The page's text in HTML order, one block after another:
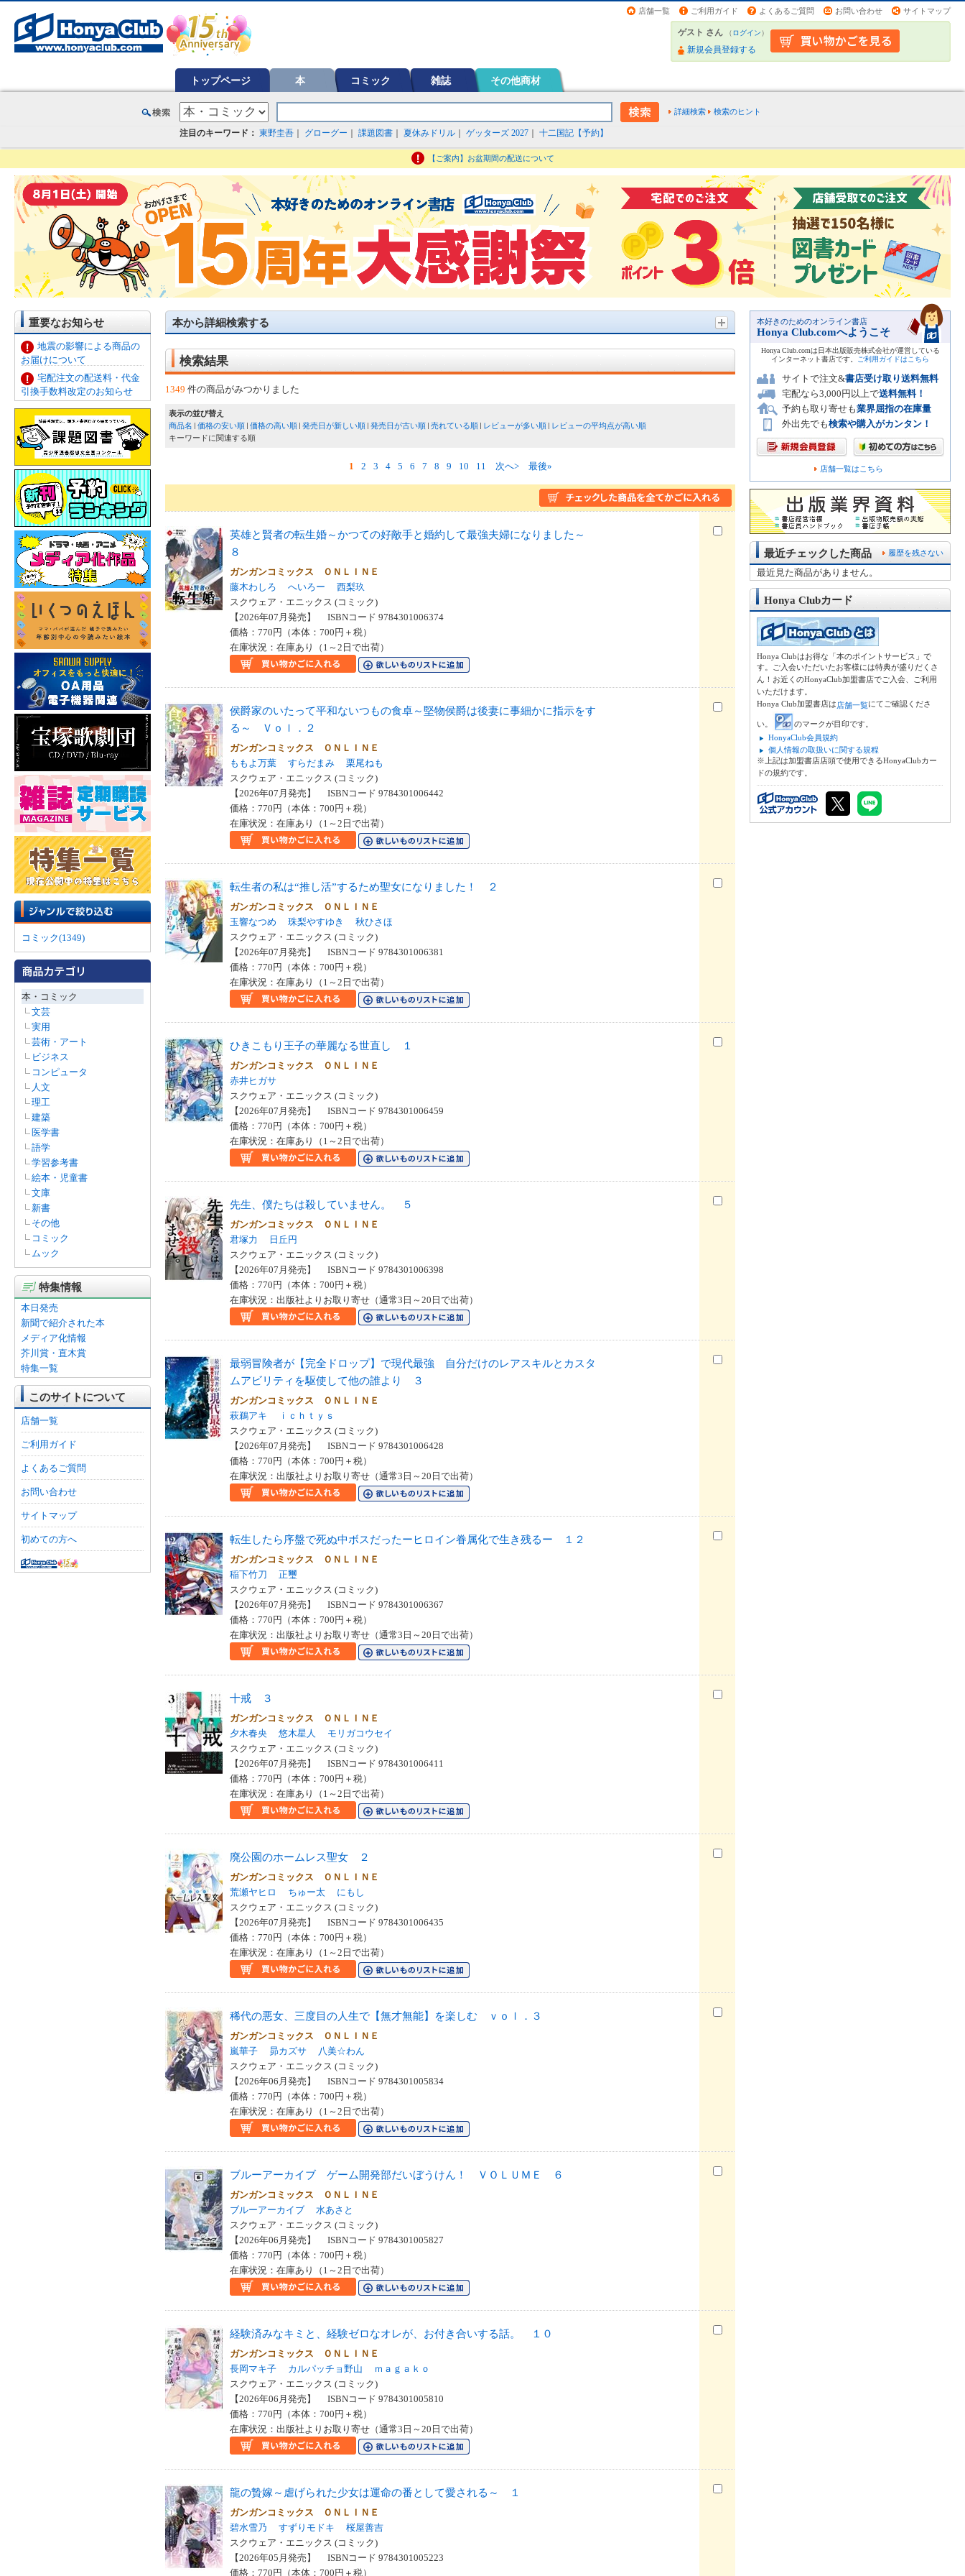
店舗一覧 ご利用ガイド よくあるご質問 お問い合わせ サイトマップ
ゲスト さん （ログイン）
新規会員登録する
トップページ 本 コミック 雑誌 その他商材
詳細検索 検索のヒント
注目のキーワード： 東野圭吾 グローグー 課題図書 夏休みドリル ゲッターズ 2027 十二国記【予約】
【ご案内】お盆期間の配送について
重要なお知らせ
地震の影響による商品の
お届けについて
宅配注文の配送料・代金
引換手数料改定のお知らせ
コミック(1349)
本・コミック
文芸
実用
芸術・アート
ビジネス
コンピュータ
人文
理工
建築
医学書
語学
学習参考書
絵本・児童書
文庫
新書
その他
コミック
ムック
特集情報
本日発売
新聞で紹介された本
メディア化情報
芥川賞・直木賞
特集一覧
このサイトについて
店舗一覧
ご利用ガイド
よくあるご質問
お問い合わせ
サイトマップ
初めての方へ
本から詳細検索する
検索結果
1349 件の商品がみつかりました
表示の並び替え
商品名
価格の安い順 価格の高い順 発売日が新しい順 発売日が古い順 売れている順 レビューが多い順
レビューの平均点が高い順
キーワードに関連する順
1 2 3 4 5 6 7 8 9 10 11 次へ> 最後»
英雄と賢者の転生婚～かつての好敵手と婚約して最強夫婦になりました～
８
ガンガンコミックス ＯＮＬＩＮＥ
藤木わしろ
へいろー
西梨玖
スクウェア・エニックス (コミック)
【2026年07月発売】 ISBNコード 9784301006374
価格：770円（本体：700円＋税）
在庫状況：在庫あり（1～2日で出荷）
侯爵家のいたって平和ないつもの食卓～堅物侯爵は後妻に事細かに指示をす
る～ Ｖｏｌ．２
ガンガンコミックス ＯＮＬＩＮＥ
ももよ万葉
すらだまみ
栗尾ねも
スクウェア・エニックス (コミック)
【2026年07月発売】 ISBNコード 9784301006442
価格：770円（本体：700円＋税）
在庫状況：在庫あり（1～2日で出荷）
転生者の私は“推し活”するため聖女になりました！ ２
ガンガンコミックス ＯＮＬＩＮＥ
玉響なつめ
珠梨やすゆき
秋ひさほ
スクウェア・エニックス (コミック)
【2026年07月発売】 ISBNコード 9784301006381
価格：770円（本体：700円＋税）
在庫状況：在庫あり（1～2日で出荷）
ひきこもり王子の華麗なる世直し １
ガンガンコミックス ＯＮＬＩＮＥ
赤井ヒガサ
スクウェア・エニックス (コミック)
【2026年07月発売】 ISBNコード 9784301006459
価格：770円（本体：700円＋税）
在庫状況：在庫あり（1～2日で出荷）
先生、僕たちは殺していません。 ５
ガンガンコミックス ＯＮＬＩＮＥ
君塚力
日丘円
スクウェア・エニックス (コミック)
【2026年07月発売】 ISBNコード 9784301006398
価格：770円（本体：700円＋税）
在庫状況：出版社よりお取り寄せ（通常3日～20日で出荷）
最弱冒険者が【完全ドロップ】で現代最強 自分だけのレアスキルとカスタ
ムアビリティを駆使して他の誰より ３
ガンガンコミックス ＯＮＬＩＮＥ
萩鵜アキ
ｉｃｈｔｙｓ
スクウェア・エニックス (コミック)
【2026年07月発売】 ISBNコード 9784301006428
価格：770円（本体：700円＋税）
在庫状況：出版社よりお取り寄せ（通常3日～20日で出荷）
転生したら序盤で死ぬ中ボスだったーヒロイン眷属化で生き残るー １２
ガンガンコミックス ＯＮＬＩＮＥ
稲下竹刀
正璽
スクウェア・エニックス (コミック)
【2026年07月発売】 ISBNコード 9784301006367
価格：770円（本体：700円＋税）
在庫状況：出版社よりお取り寄せ（通常3日～20日で出荷）
十戒 ３
ガンガンコミックス ＯＮＬＩＮＥ
夕木春央
悠木星人
モリガコウセイ
スクウェア・エニックス (コミック)
【2026年07月発売】 ISBNコード 9784301006411
価格：770円（本体：700円＋税）
在庫状況：在庫あり（1～2日で出荷）
廃公園のホームレス聖女 ２
ガンガンコミックス ＯＮＬＩＮＥ
荒瀬ヤヒロ
ちゅー太
にもし
スクウェア・エニックス (コミック)
【2026年07月発売】 ISBNコード 9784301006435
価格：770円（本体：700円＋税）
在庫状況：在庫あり（1～2日で出荷）
稀代の悪女、三度目の人生で【無才無能】を楽しむ ｖｏｌ．３
ガンガンコミックス ＯＮＬＩＮＥ
嵐華子
昴カズサ
八美☆わん
スクウェア・エニックス (コミック)
【2026年06月発売】 ISBNコード 9784301005834
価格：770円（本体：700円＋税）
在庫状況：在庫あり（1～2日で出荷）
ブルーアーカイブ ゲーム開発部だいぼうけん！ ＶＯＬＵＭＥ ６
ガンガンコミックス ＯＮＬＩＮＥ
ブルーアーカイブ
水あさと
スクウェア・エニックス (コミック)
【2026年06月発売】 ISBNコード 9784301005827
価格：770円（本体：700円＋税）
在庫状況：在庫あり（1～2日で出荷）
経験済みなキミと、経験ゼロなオレが、お付き合いする話。 １０
ガンガンコミックス ＯＮＬＩＮＥ
長岡マキ子
カルパッチョ野山
ｍａｇａｋｏ
スクウェア・エニックス (コミック)
【2026年06月発売】 ISBNコード 9784301005810
価格：770円（本体：700円＋税）
在庫状況：出版社よりお取り寄せ（通常3日～20日で出荷）
龍の贄嫁～虐げられた少女は運命の番として愛される～ １
ガンガンコミックス ＯＮＬＩＮＥ
碧水雪乃
すずりモドキ
桜屋善吉
スクウェア・エニックス (コミック)
【2026年05月発売】 ISBNコード 9784301005223
価格：770円（本体：700円＋税）
本好きのためのオンライン書店
Honya Club.comへようこそ
Honya Club.comは日本出版販売株式会社が運営している
インターネット書店です。
ご利用ガイドはこちら
サイトで注文&書店受け取り送料無料
宅配なら3,000円以上で送料無料！
予約も取り寄せも業界屈指の在庫量
外出先でも検索や購入がカンタン！
店舗一覧はこちら
履歴を残さない
最近チェックした商品
最近見た商品がありません。
Honya Clubカード
Honya Clubはお得な「本のポイントサービス」で
す。ご入会いただいたお客様には特典が盛りだくさ
ん！お近くのHonyaClub加盟書店でご入会、ご利用
いただけます。
Honya Club加盟書店は店舗一覧にてご確認くださ
い。
のマークが目印です。
HonyaClub会員規約
個人情報の取扱いに関する規程
※上記は加盟書店店頭で使用できるHonyaClubカー
ドの規約です。